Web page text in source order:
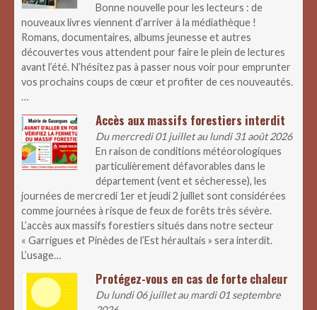
Bonne nouvelle pour les lecteurs : de
nouveaux livres viennent d’arriver à la médiathèque !
Romans, documentaires, albums jeunesse et autres
découvertes vous attendent pour faire le plein de lectures
avant l’été. N’hésitez pas à passer nous voir pour emprunter
vos prochains coups de cœur et profiter de ces nouveautés.
…
Accès aux massifs forestiers interdit
Du mercredi 01 juillet au lundi 31 août 2026
En raison de conditions météorologiques
particulièrement défavorables dans le
département (vent et sécheresse), les
journées de mercredi 1er et jeudi 2 juillet sont considérées
comme journées à risque de feux de forêts très sévère.
L’accès aux massifs forestiers situés dans notre secteur
« Garrigues et Pinèdes de l’Est héraultais » sera interdit.
L’usage…
Protégez-vous en cas de forte chaleur
Du lundi 06 juillet au mardi 01 septembre